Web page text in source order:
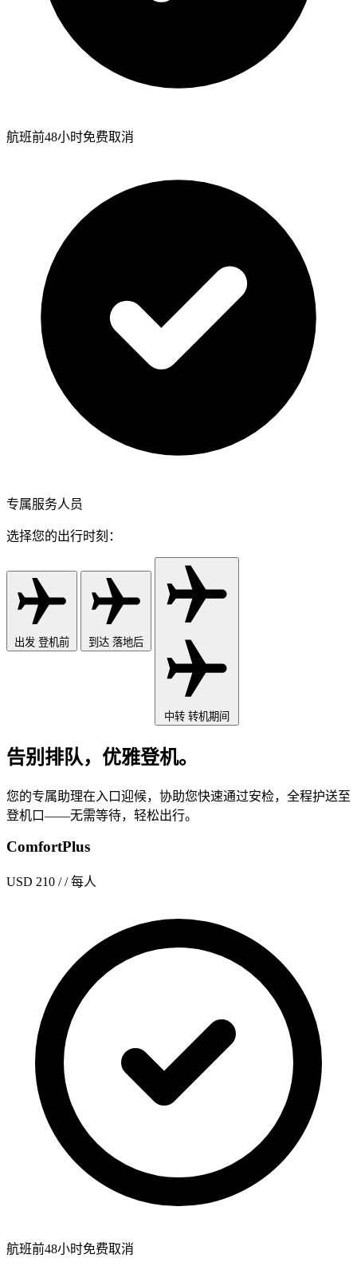
航班前48小时免费取消
专属服务人员
选择您的出行时刻：
出发 登机前 到达 落地后
中转 转机期间
告别排队，优雅登机。
您的专属助理在入口迎候，协助您快速通过安检，全程护送至
登机口——无需等待，轻松出行。
ComfortPlus
USD 210 / / 每人
航班前48小时免费取消